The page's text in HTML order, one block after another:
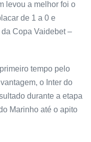
levou a melhor foi o
de 1 a 0 e
Copa Vaidebet –
tempo pelo
o Inter do
durante a etapa
Marinho até o apito